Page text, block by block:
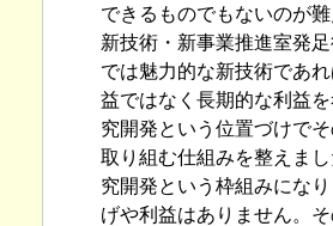
できるものでもないのが難
新技術・新事業推進室発
では魅力的な新技術であ
益ではなく長期的な利益
究開発という位置づけで
取り組む仕組みを整えま
究開発という枠組みにな
げや利益はありません。